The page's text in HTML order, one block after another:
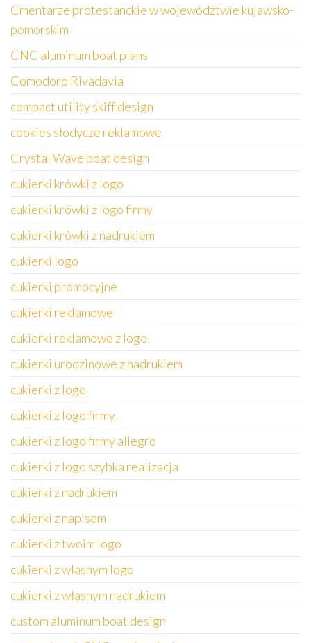
Cmentarze protestanckie w województwie kujawsko-
pomorskim
CNC aluminum boat plans
Comodoro Rivadavia
compact utility skiff design
cookies słodycze reklamowe
Crystal Wave boat design
cukierki krówki z logo
cukierki krówki z logo firmy
cukierki krówki z nadrukiem
cukierki logo
cukierki promocyjne
cukierki reklamowe
cukierki reklamowe z logo
cukierki urodzinowe z nadrukiem
cukierki z logo
cukierki z logo firmy
cukierki z logo firmy allegro
cukierki z logo szybka realizacja
cukierki z nadrukiem
cukierki z napisem
cukierki z twoim logo
cukierki z wlasnym logo
cukierki z własnym nadrukiem
custom aluminum boat design